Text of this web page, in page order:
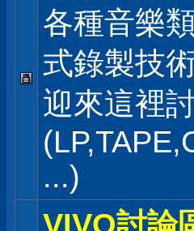
各種音樂
式錄製技
迎來這裡
...)